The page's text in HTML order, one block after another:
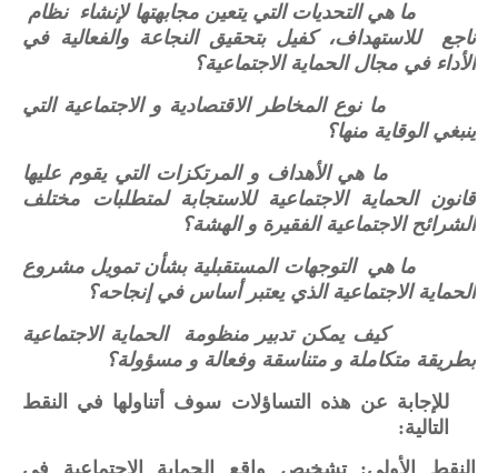
ما هي التحديات التي يتعين مجابهتها لإنشاء نظام
ناجع للاستهداف، كفيل بتحقيق النجاعة والفعالية في
الأداء في مجال الحماية الاجتماعية؟
ما نوع المخاطر الاقتصادية و الاجتماعية التي
ينبغي الوقاية منها؟
ما هي الأهداف و المرتكزات التي يقوم عليها
قانون الحماية الاجتماعية للاستجابة لمتطلبات مختلف
الشرائح الاجتماعية الفقيرة و الهشة؟
ما هي التوجهات المستقبلية بشأن تمويل مشروع
الحماية الاجتماعية الذي يعتبر أساس في إنجاحه؟
كيف يمكن تدبير منظومة الحماية الاجتماعية
بطريقة متكاملة و متناسقة وفعالة و مسؤولة؟
للإجابة عن هذه التساؤلات سوف أتناولها في النقط
التالية:
النقط الأولى: تشخيص واقع الحماية الاجتماعية في